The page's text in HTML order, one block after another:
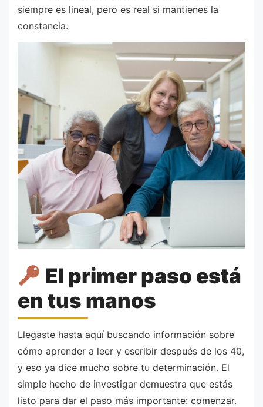
siempre es lineal, pero es real si mantienes la
constancia.
El primer paso está
en tus manos
Llegaste hasta aquí buscando información sobre
cómo aprender a leer y escribir después de los 40,
y eso ya dice mucho sobre tu determinación. El
simple hecho de investigar demuestra que estás
listo para dar el paso más importante: comenzar.